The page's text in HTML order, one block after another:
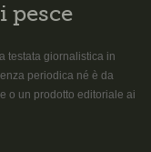
pesce
testata giornalistica in
periodica né è da
o un prodotto editoriale ai